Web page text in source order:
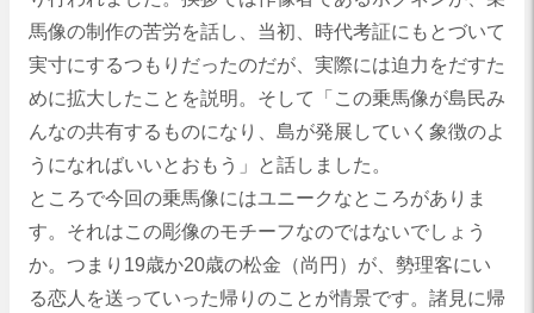
馬像の制作の苦労を話し、当初、時代考証にもとづいて
実寸にするつもりだったのだが、実際には迫力をだすた
めに拡大したことを説明。そして「この乗馬像が島民み
んなの共有するものになり、島が発展していく象徴のよ
うになればいいとおもう」と話しました。
ところで今回の乗馬像にはユニークなところがありま
す。それはこの彫像のモチーフなのではないでしょう
か。つまり19歳か20歳の松金（尚円）が、勢理客にい
る恋人を送っていった帰りのことが情景です。諸見に帰